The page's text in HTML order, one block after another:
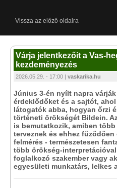
Vissza az előző oldalra
Várja jelentkezőit a Vas-
kezdeményezés
2026.05.29. - 17:00 | vaskarika.hu
Június 3-én nyílt napra
érdeklődőket és a sajtót,
látogatók abba, hogyan őrzi
történeti örökségét Bildein.
is bemutatkozik, amiben
terveznek és ehhez
felmérés - természetesen
több örökség-
foglalkozó szakember vagy
egyesületi munkatárs, lelkes